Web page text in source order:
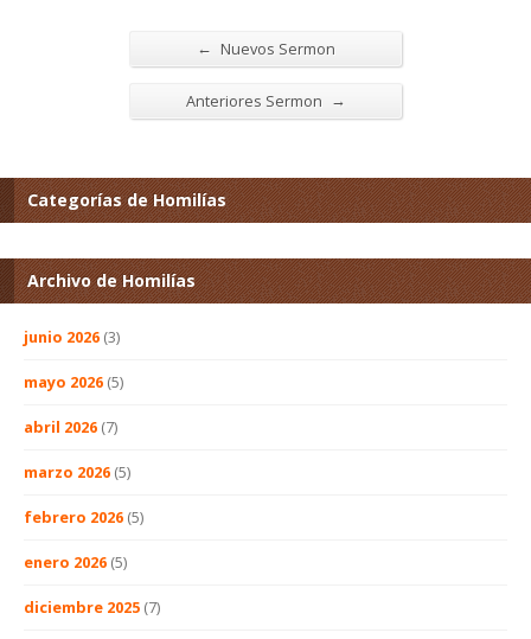
← Nuevos Sermon
Anteriores Sermon →
Categorías de Homilías
Archivo de Homilías
junio 2026 (3)
mayo 2026 (5)
abril 2026 (7)
marzo 2026 (5)
febrero 2026 (5)
enero 2026 (5)
diciembre 2025 (7)